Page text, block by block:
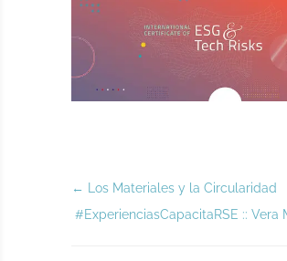
←
Los Materiales y la Circularidad
#ExperienciasCapacitaRSE :: Vera